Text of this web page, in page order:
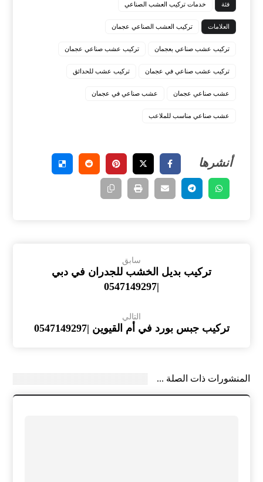
فئة خدمات تركيب العشب الصناعي
العلامات تركيب العشب الصناعي عجمان
تركيب عشب صناعي بعجمان تركيب عشب صناعي عجمان
تركيب عشب صناعي في عجمان تركيب عشب للحدائق
عشب صناعي عجمان عشب صناعي في عجمان
عشب صناعي مناسب للملاعب
سابق
تركيب بديل الخشب للجدران في دبي
|0547149297
التالي
تركيب جبس بورد في أم القيوين |0547149297
المنشورات ذات الصلة ...